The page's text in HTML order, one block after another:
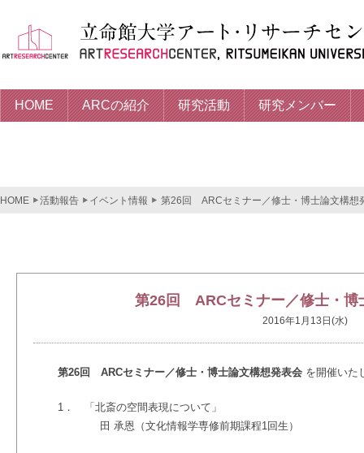
HOME ARCの紹介 研究活動 研究メンバー
HOME 活動報告 イベント情報 第26回 ARCセミナー／修士・博士論文構想
第26回 ARCセミナー／修士・博
2016年1月13日(水)
第26回 ARCセミナー／修士・博士論文構想発表会 を開催いた
1． 「北斎の空間表現について」
田 承恩（文化情報学専修前期課程1回生）